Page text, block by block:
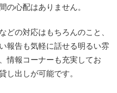
の心配はありません。
どの対応はもちろんのこと、
報告も気軽に話せる明るい雰
情報コーナーも充実してお
し出しが可能です。